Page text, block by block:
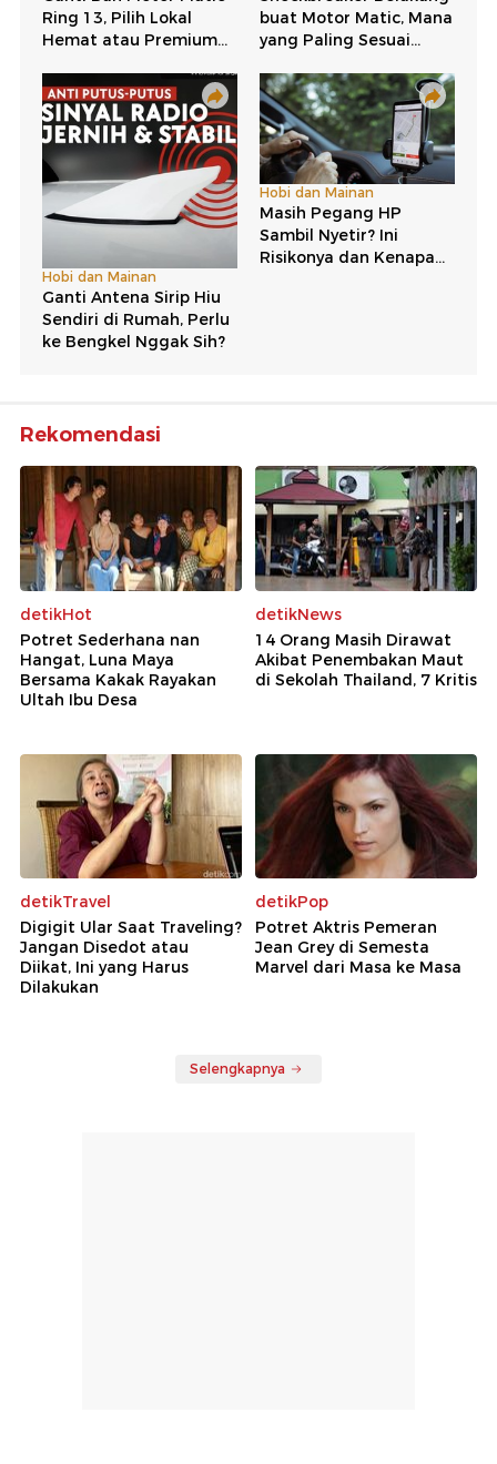
Rekomendasi
detikHot
Potret Sederhana nan
Hangat, Luna Maya
Bersama Kakak Rayakan
Ultah Ibu Desa
detikNews
14 Orang Masih Dirawat
Akibat Penembakan Maut
di Sekolah Thailand, 7 Kritis
detikTravel
Digigit Ular Saat Traveling?
Jangan Disedot atau
Diikat, Ini yang Harus
Dilakukan
detikPop
Potret Aktris Pemeran
Jean Grey di Semesta
Marvel dari Masa ke Masa
Selengkapnya